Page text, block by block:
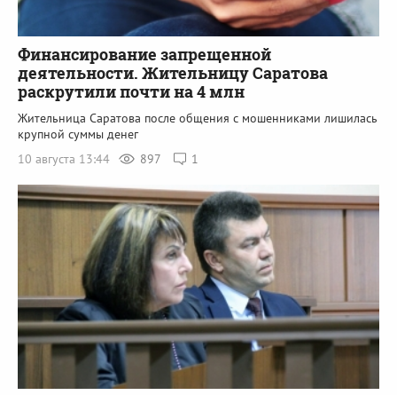
Финансирование запрещенной
деятельности. Жительницу Саратова
раскрутили почти на 4 млн
Жительница Саратова после общения с мошенниками лишилась
крупной суммы денег
10 августа 13:44
897 1